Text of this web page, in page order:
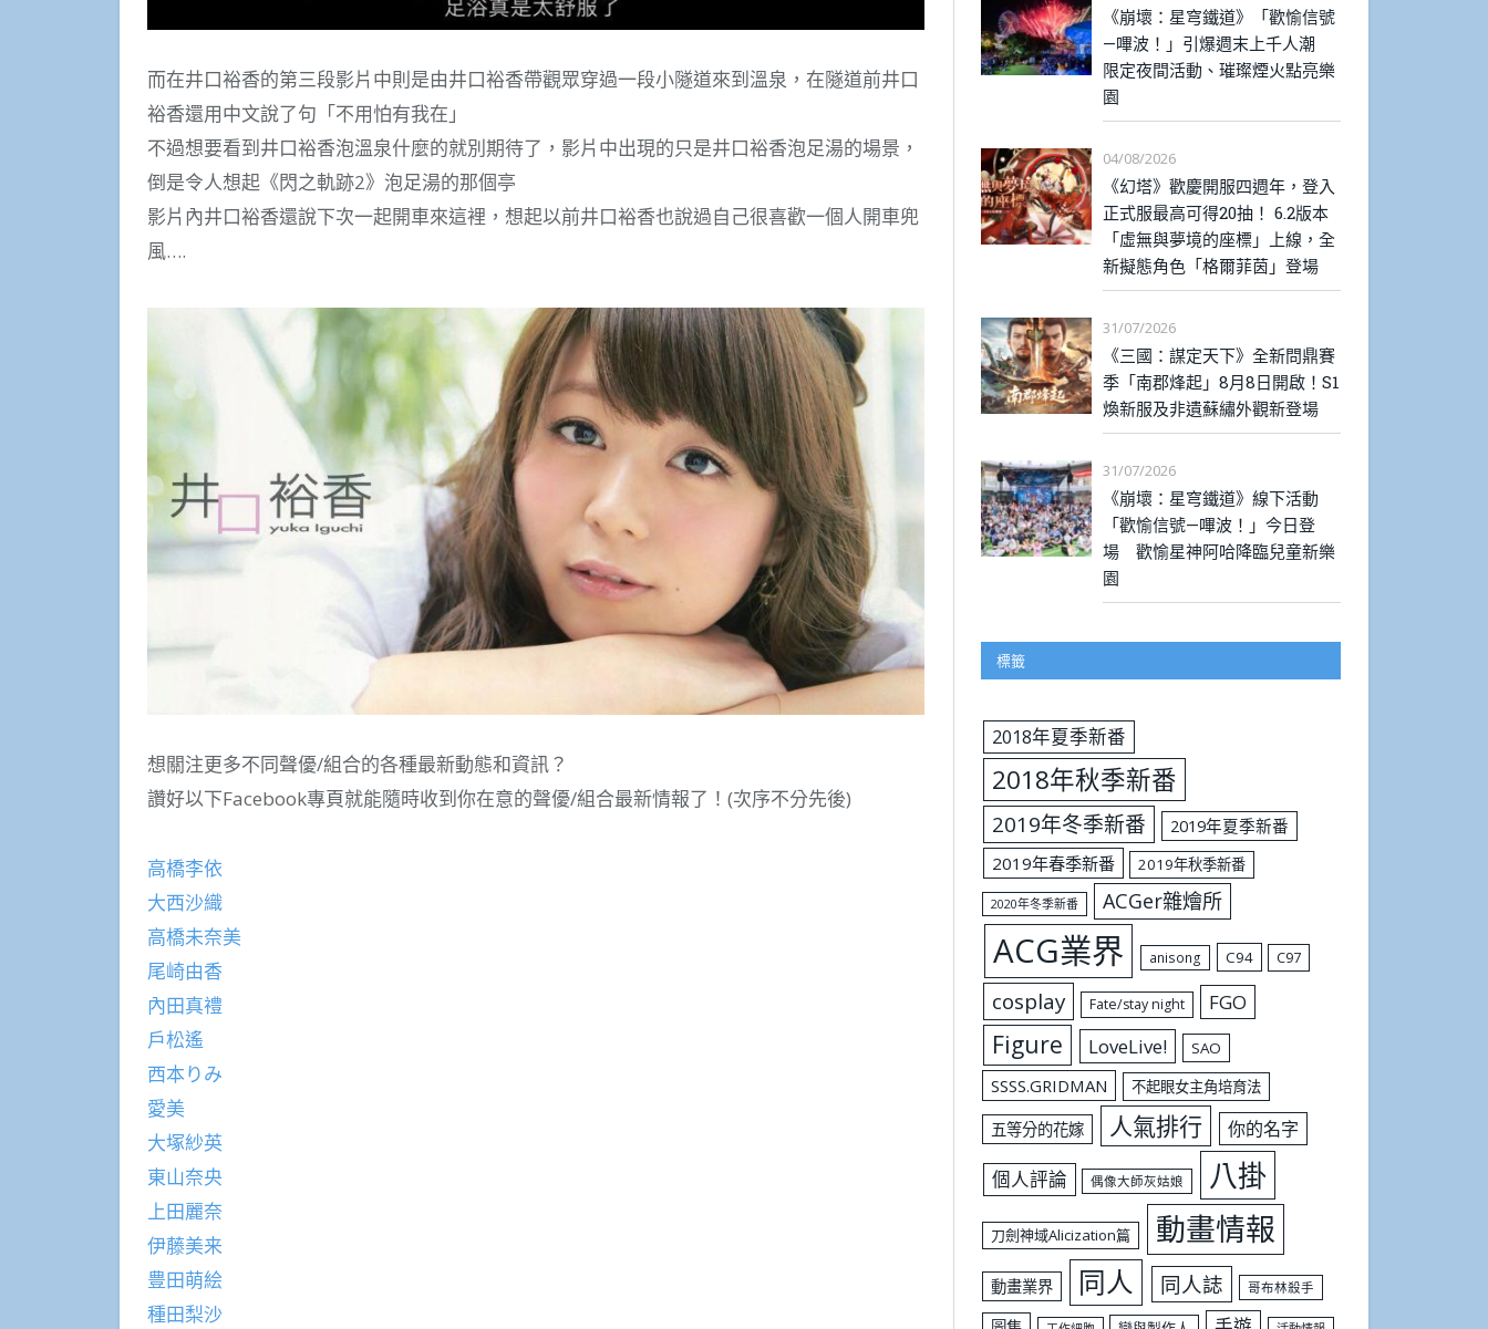
而在井口裕香的第三段影片中則是由井口裕香帶觀眾穿過一段小隧道來到溫泉，在隧道前井口
裕香還用中文說了句「不用怕有我在」
不過想要看到井口裕香泡溫泉什麼的就別期待了，影片中出現的只是井口裕香泡足湯的場景，
倒是令人想起《閃之軌跡2》泡足湯的那個亭
影片內井口裕香還說下次一起開車來這裡，想起以前井口裕香也說過自己很喜歡一個人開車兜
風….
想關注更多不同聲優/組合的各種最新動態和資訊？
讚好以下Facebook專頁就能隨時收到你在意的聲優/組合最新情報了！(次序不分先後)
高橋李依
大西沙織
高橋未奈美
尾崎由香
內田真禮
戶松遙
西本りみ
愛美
大塚紗英
東山奈央
上田麗奈
伊藤美来
豊田萌絵
種田梨沙
《崩壞：星穹鐵道》「歡愉信號
—嗶波！」引爆週末上千人潮
限定夜間活動、璀璨煙火點亮樂
園
04/08/2026
《幻塔》歡慶開服四週年，登入
正式服最高可得20抽！ 6.2版本
「虛無與夢境的座標」上線，全
新擬態角色「格爾菲茵」登場
31/07/2026
《三國：謀定天下》全新問鼎賽
季「南郡烽起」8月8日開啟！S1
煥新服及非遺蘇繡外觀新登場
31/07/2026
《崩壞：星穹鐵道》線下活動
「歡愉信號—嗶波！」今日登
場 歡愉星神阿哈降臨兒童新樂
園
標籤
2018年夏季新番
2018年秋季新番
2019年冬季新番
2019年夏季新番
2019年春季新番
2019年秋季新番
2020年冬季新番 ACGer雜燴所
ACG業界 anisong C94 C97
cosplay Fate/stay night FGO
Figure LoveLive! SAO
SSSS.GRIDMAN 不起眼女主角培育法
五等分的花嫁 人氣排行 你的名字
個人評論 偶像大師灰姑娘 八掛
刀劍神域Alicization篇 動畫情報
動畫業界 同人 同人誌 哥布林殺手